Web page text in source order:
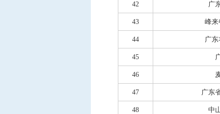
42 广
43 峰来
44 广
45
46
47 广东
48 中